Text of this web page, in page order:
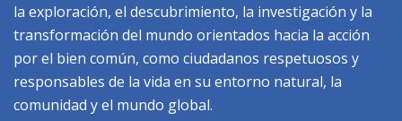
la exploración, el descubrimiento, la investigación y la
transformación del mundo orientados hacia la acción
por el bien común, como ciudadanos respetuosos y
responsables de la vida en su entorno natural, la
comunidad y el mundo global.